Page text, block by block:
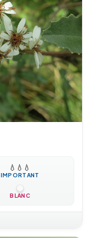
💧 💧 💧
IMPORTANT
BLANC